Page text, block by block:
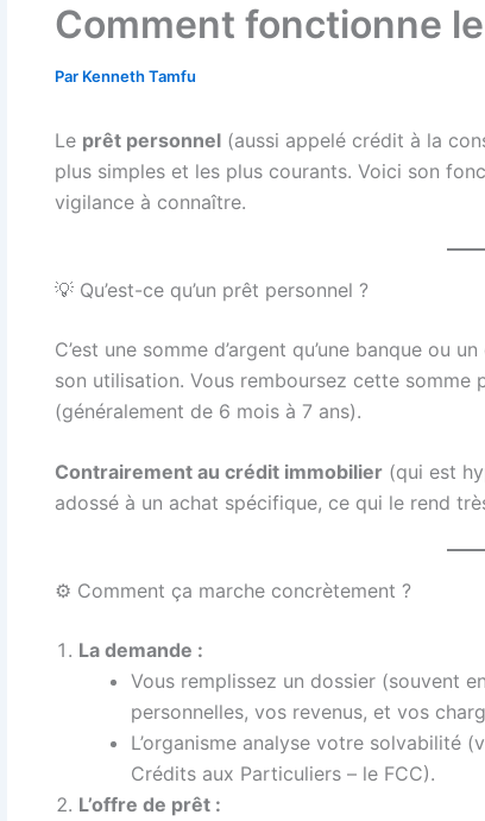
Comment fonctionne
Par Kenneth Tamfu
Le prêt personnel (aussi appelé crédit à la
plus simples et les plus courants. Voici son
vigilance à connaître.
💡 Qu’est-ce qu’un prêt personnel ?
C’est une somme d’argent qu’une banque ou
son utilisation. Vous remboursez cette somme
(généralement de 6 mois à 7 ans).
Contrairement au crédit immobilier (qui est
adossé à un achat spécifique, ce qui le rend
⚙️ Comment ça marche concrètement ?
La demande :
Vous remplissez un dossier (souvent
personnelles, vos revenus, et vos
L’organisme analyse votre solvabilité
Crédits aux Particuliers – le FCC).
L’offre de prêt :